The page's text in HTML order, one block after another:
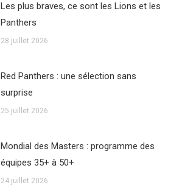
Les plus braves, ce sont les Lions et les
Panthers
28 juillet 2026
Red Panthers : une sélection sans
surprise
25 juillet 2026
Mondial des Masters : programme des
équipes 35+ à 50+
24 juillet 2026